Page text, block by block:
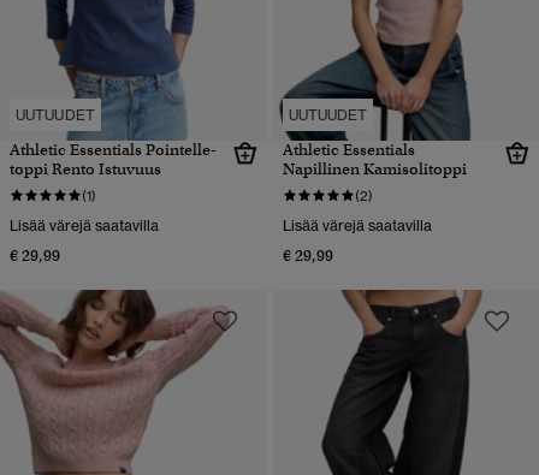
UUTUUDET
Athletic Essentials Pointelle-
toppi Rento Istuvuus
(1)
Lisää värejä saatavilla
€ 29,99
UUTUUDET
Athletic Essentials
Napillinen Kamisolitoppi
(2)
Lisää värejä saatavilla
€ 29,99